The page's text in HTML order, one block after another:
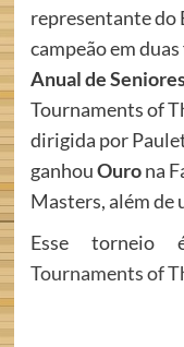
representante do
campeão em
Anual de
Tournaments of
dirigida por
ganhouOurona
Masters, além de
Esse torneio
Tournaments of